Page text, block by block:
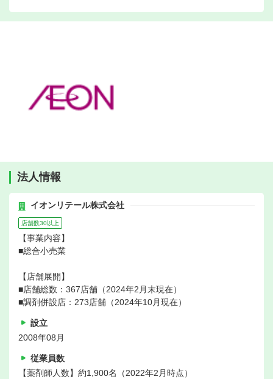
法人情報
イオンリテール株式会社
店舗数30以上
【事業内容】
■総合小売業
【店舗展開】
■店舗総数：367店舗（2024年2月末現在）
■調剤併設店：273店舗（2024年10月現在）
設立
2008年08月
従業員数
【薬剤師人数】約1,900名（2022年2月時点）